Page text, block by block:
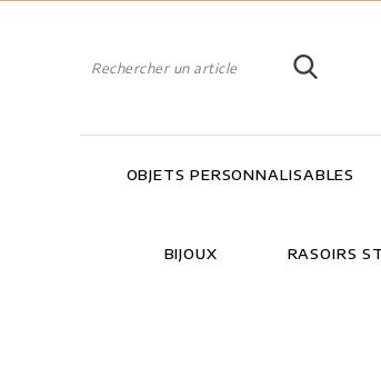
OBJETS PERSONNALISABLES
BIJOUX RASOIRS